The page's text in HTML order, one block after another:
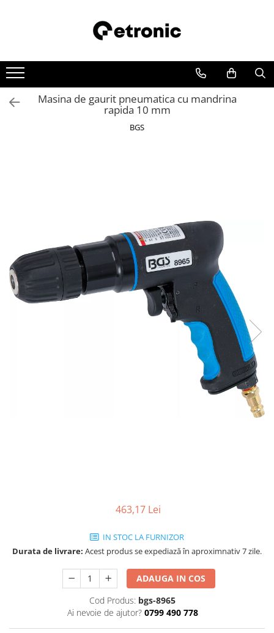
Masina de gaurit pneumatica cu mandrina
rapida 10 mm
BGS
463,17 Lei
IN STOC LA FURNIZOR
Durata de livrare: Acest produs se expediază în aproximnativ 7 zile.
ADAUGA IN COS
Cod Produs: bgs-8965
Ai nevoie de ajutor? 0799 490 778